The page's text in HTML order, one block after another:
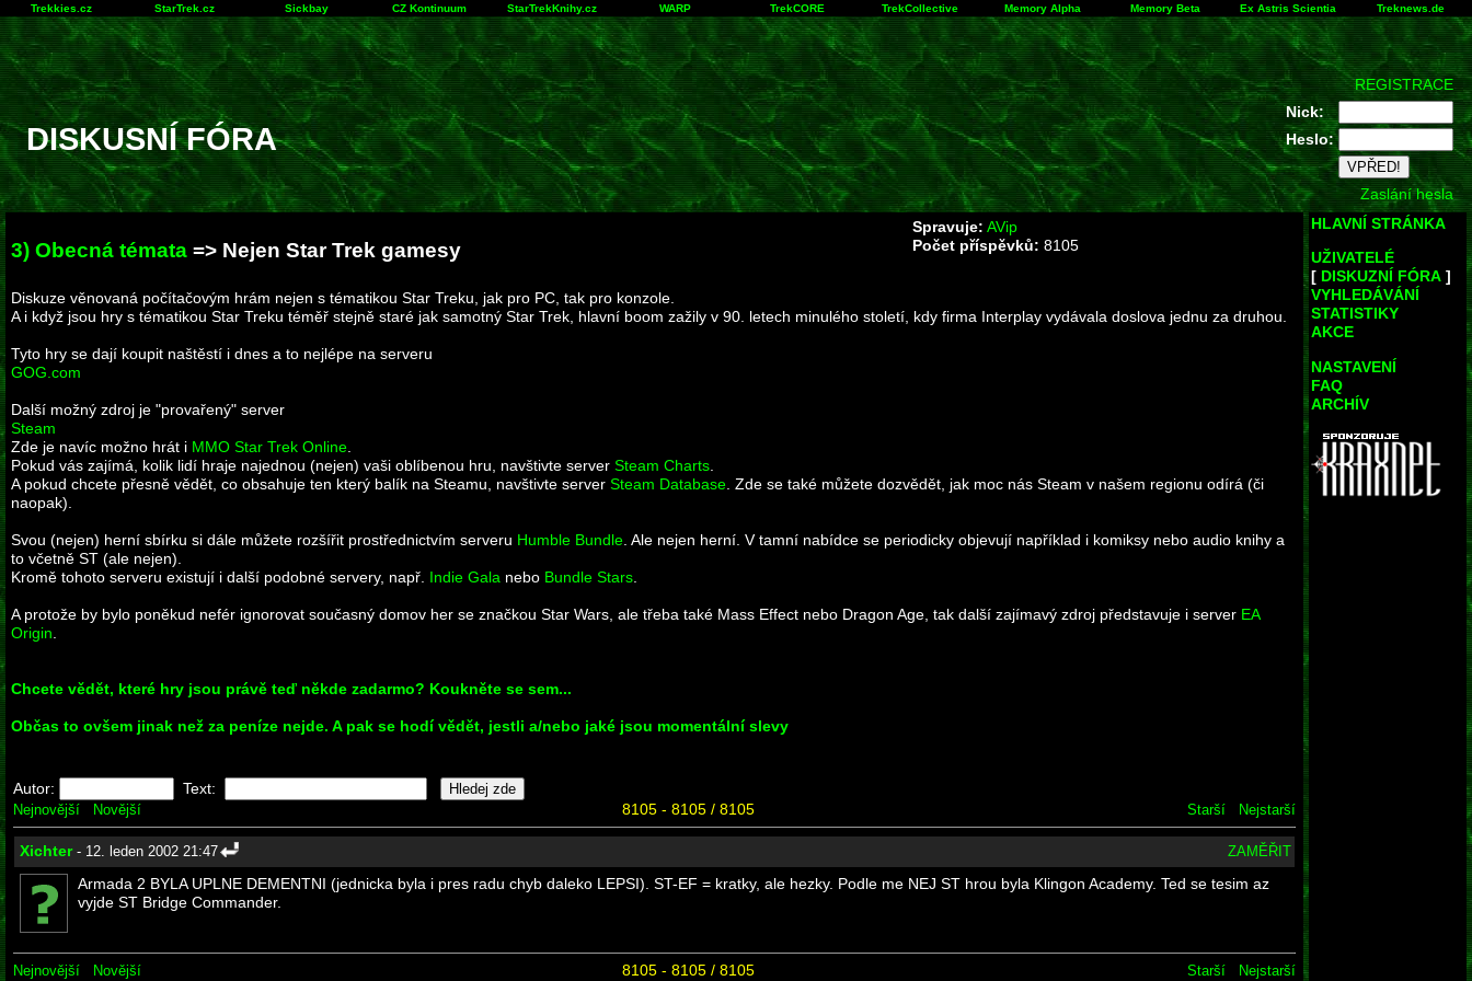
Trekkies.cz StarTrek.cz Sickbay CZ Kontinuum StarTrekKnihy.cz WARP TrekCORE TrekCollective Memory Alpha Memory Beta Ex Astris Scientia Treknews.de
DISKUSNÍ FÓRA
REGISTRACE
Nick:
Heslo:
Zaslání hesla
3) Obecná témata => Nejen Star Trek gamesy
Spravuje: AVip
Počet příspěvků: 8105
Diskuze věnovaná počítačovým hrám nejen s tématikou Star Treku, jak pro PC, tak pro konzole.
A i když jsou hry s tématikou Star Treku téměř stejně staré jak samotný Star Trek, hlavní boom zažily v 90. letech minulého století, kdy firma Interplay vydávala doslova jednu za druhou.
Tyto hry se dají koupit naštěstí i dnes a to nejlépe na serveru
GOG.com
Další možný zdroj je "provařený" server
Steam
Zde je navíc možno hrát i MMO Star Trek Online
Pokud vás zajímá, kolik lidí hraje najednou (nejen) vaši oblíbenou hru, navštivte server Steam Charts
A pokud chcete přesně vědět, co obsahuje ten který balík na Steamu, navštivte server Steam Database . Zde se také můžete dozvědět, jak moc nás Steam v našem regionu odírá (či
naopak).
Svou (nejen) herní sbírku si dále můžete rozšířit prostřednictvím serveru Humble Bundle . Ale nejen herní. V tamní nabídce se periodicky objevují například i komiksy nebo audio knihy a
to včetně ST (ale nejen).
Kromě tohoto serveru existují i další podobné servery, např. Indie Gala nebo Bundle Stars
A protože by bylo poněkud nefér ignorovat současný domov her se značkou Star Wars, ale třeba také Mass Effect nebo Dragon Age, tak další zajímavý zdroj představuje i server EA
Origin
Chcete vědět, které hry jsou právě teď někde zadarmo? Koukněte se sem...
Občas to ovšem jinak než za peníze nejde. A pak se hodí vědět, jestli a/nebo jaké jsou momentální slevy
Autor: Text:
Nejnovější Novější 8105 - 8105 / 8105 Starší Nejstarší
Xichter- 12. leden 2002 21:47 ZAMĚŘIT
Armada 2 BYLA UPLNE DEMENTNI (jednicka byla i pres radu chyb daleko LEPSI). ST-EF = kratky, ale hezky. Podle me NEJ ST hrou byla Klingon Academy. Ted se tesim az
vyjde ST Bridge Commander.
Nejnovější Novější 8105 - 8105 / 8105 Starší Nejstarší
HLAVNÍ STRÁNKA
UŽIVATELÉ
[ DISKUZNÍ FÓRA ]
VYHLEDÁVÁNÍ
STATISTIKY
AKCE
NASTAVENÍ
FAQ
ARCHÍV